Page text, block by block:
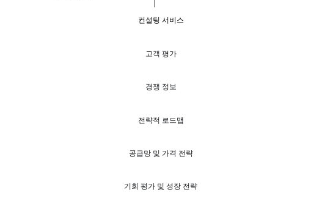
컨설팅 서비스
고객 평가
경쟁 정보
전략적 로드맵
공급망 및 가격 전략
기회 평가 및 성장 전략